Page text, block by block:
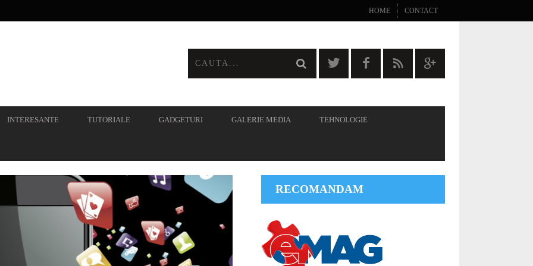
HOME CONTACT
INTERESANTE TUTORIALE GADGETURI GALERIE MEDIA TEHNOLOGIE
RECOMANDAM